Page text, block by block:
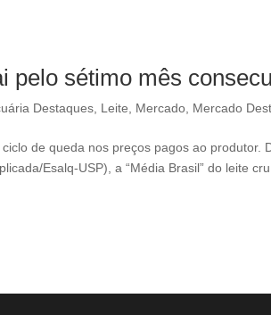
pelo sétimo mês
Destaques Leite Mercado Mercado
de queda nos preços pagos ao produtor.
Esalq-USP), a “Média Brasil” do leite